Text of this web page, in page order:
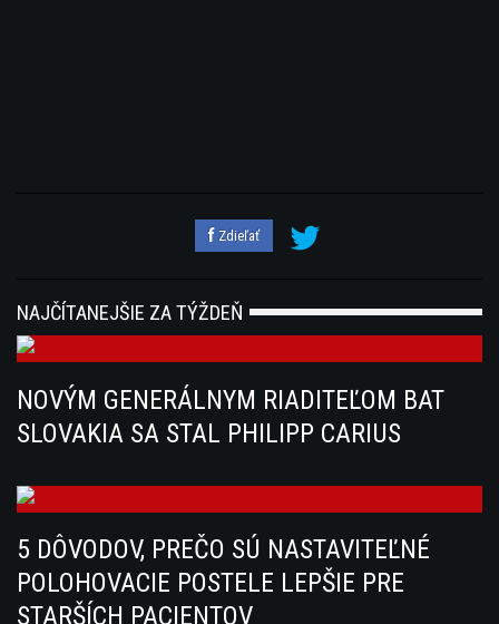
Zdieľať
NAJČÍTANEJŠIE ZA TÝŽDEŇ
NOVÝM GENERÁLNYM RIADITEĽOM BAT
SLOVAKIA SA STAL PHILIPP CARIUS
5 DÔVODOV, PREČO SÚ NASTAVITEĽNÉ
POLOHOVACIE POSTELE LEPŠIE PRE
STARŠÍCH PACIENTOV